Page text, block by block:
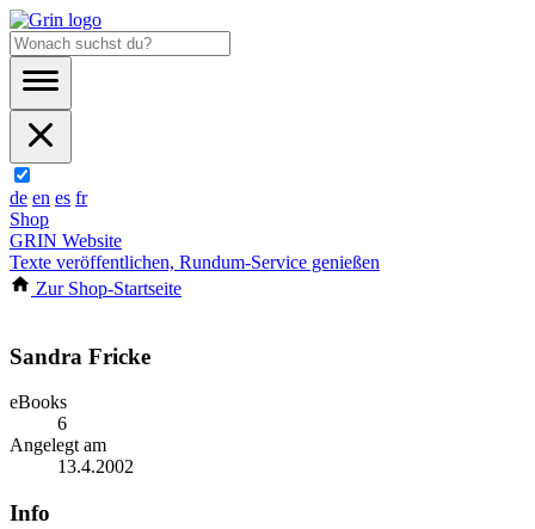
de en es fr
Shop
GRIN Website
Texte veröffentlichen, Rundum-Service genießen
Zur Shop-Startseite
Sandra Fricke
eBooks
6
Angelegt am
13.4.2002
Info